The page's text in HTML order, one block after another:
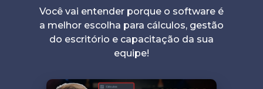
Você vai entender porque o software é
a melhor escolha para cálculos, gestão
do escritório e capacitação da sua
equipe!